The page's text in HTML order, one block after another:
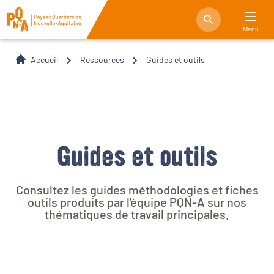
Menu
Accueil Ressources Guides et outils
Guides et outils
Consultez les guides méthodologies et fiches
outils produits par l’équipe PQN-A sur nos
thématiques de travail principales.